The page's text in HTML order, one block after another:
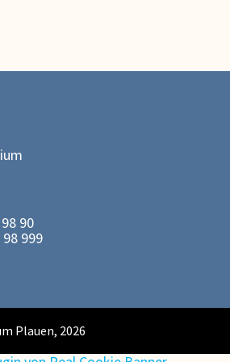
90
999
Plauen, 2026